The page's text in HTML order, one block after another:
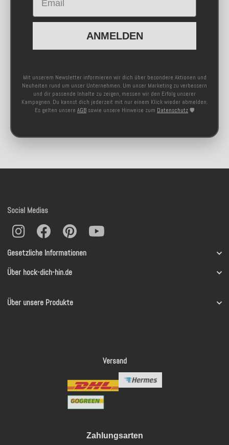
ANMELDEN
Mit unserem Newsletter informieren wir dich über besondere Aktionen und
Neuheiten rund um unser Unternehmen. Um unser Marketing zu verbessern
und dir passende Inhalte zu zeigen, messen wir den Erfolg unserer
Kampagnen. Du kannst dich jederzeit mit nur einem Klick wieder abmelden.
Es gelten unsere AGB sowie unsere Hinweise zum Datenschutz 🛡️
Gesetzliche Informationen
Über hock-dich-hin.de
Über unsere Produkte
Social Medias
Versand
Zahlungsarten